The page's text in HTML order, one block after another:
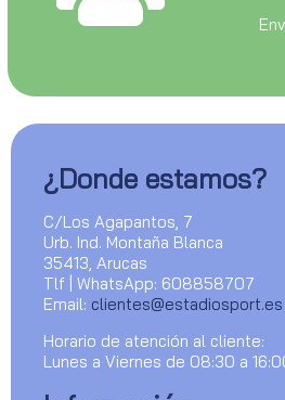
¿Donde estamos?
C/Los Agapantos, 7
Urb. Ind. Montaña Blanca
35413, Arucas
Tlf | WhatsApp: 608858707
Email: clientes@estadiosport.es
Horario de atención al cliente:
Lunes a Viernes de 08:30 a